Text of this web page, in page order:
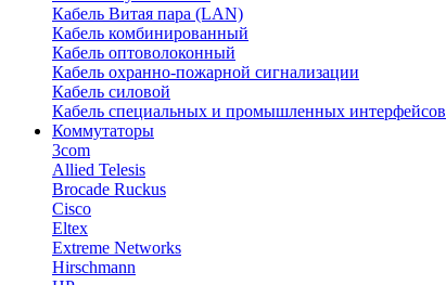
Кабель Витая пара (LAN)
Кабель комбинированный
Кабель оптоволоконный
Кабель охранно-пожарной сигнализации
Кабель силовой
Кабель специальных и промышленных интерфейсов
Коммутаторы
3com
Allied Telesis
Brocade Ruckus
Cisco
Eltex
Extreme Networks
Hirschmann